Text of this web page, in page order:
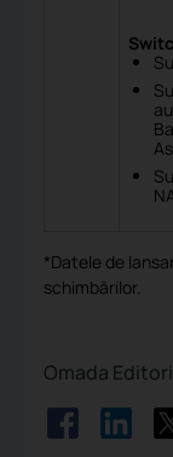
*Datele de
schimbărilor.
Omada